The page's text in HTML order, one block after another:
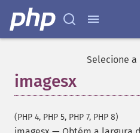
Selecione a
imagesx
(PHP 4, PHP 5, PHP 7, PHP 8)